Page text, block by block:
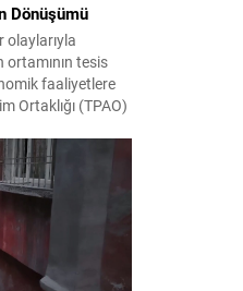
Dönüşümü
tesis
faaliyetlere
Ortaklığı (TPAO)
2021
çalışmalar
en büyük petrol